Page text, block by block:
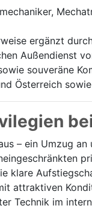
ergänzt
Außendienst
souveräne
Österreich
– ein Umzug
klare
attraktiven
Technik im